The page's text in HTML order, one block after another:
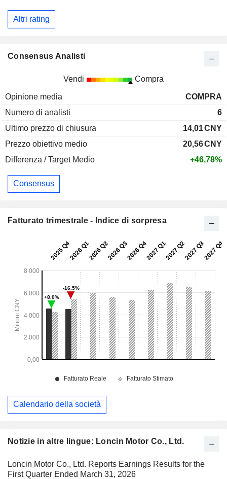
Notizie in altre lingue: Loncin Motor Co., Ltd.
Loncin Motor Co., Ltd. Reports Earnings Results for the
First Quarter Ended March 31, 2026
Altri rating
Consensus Analisti
Vendi Compra
Opinione media
COMPRA
Numero di analisti
6
Ultimo prezzo di chiusura
14,01CNY
Prezzo obiettivo medio
20,56CNY
Differenza / Target Medio
+46,78%
Consensus
Fatturato trimestrale - Indice di sorpresa
Calendario della società